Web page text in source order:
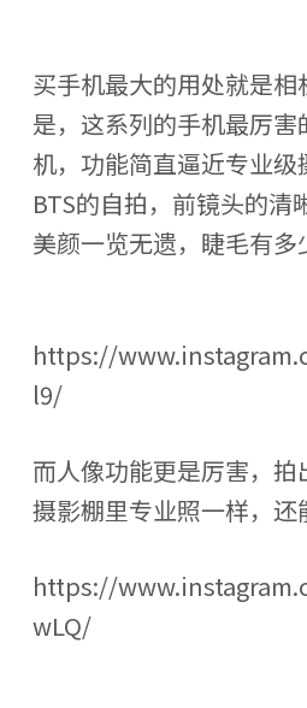
买手机最大的用处就是
是，这系列的手机最厉
机，功能简直逼近专业
BTS的自拍，前镜头的清
美颜一览无遗，睫毛有多
https://
l9/
而人像功能更是厉害，
摄影棚里专业照一样，还
https://
wLQ/